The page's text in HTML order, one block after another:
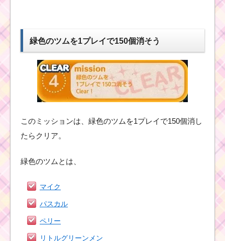
緑色のツムを1プレイで150個消そう
このミッションは、緑色のツムを1プレイで150個消し
たらクリア。
緑色のツムとは、
マイク
パスカル
ペリー
リトルグリーンメン